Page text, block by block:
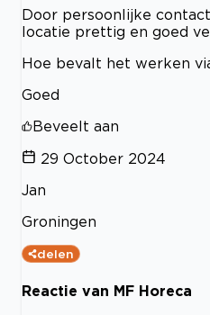
Door persoonlijke
locatie prettig en goed
Hoe bevalt het werken
Goed
Beveelt aan
29 October 2024
Jan
Groningen
delen
Reactie van MF Horeca